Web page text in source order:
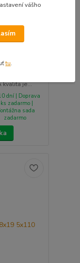
ET33
kvalita je...
dní | Doprava
zadarmo |
sada
zadarmo
vášho
tu.